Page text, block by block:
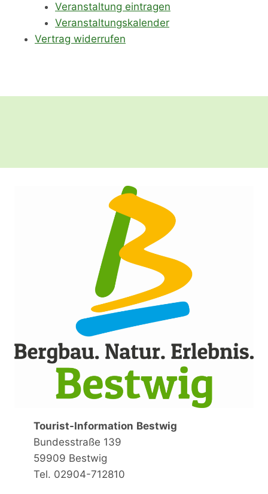
Veranstaltung eintragen
Veranstaltungskalender
Vertrag widerrufen
Tourist-Information Bestwig
Bundesstraße 139
59909 Bestwig
Tel. 02904-712810